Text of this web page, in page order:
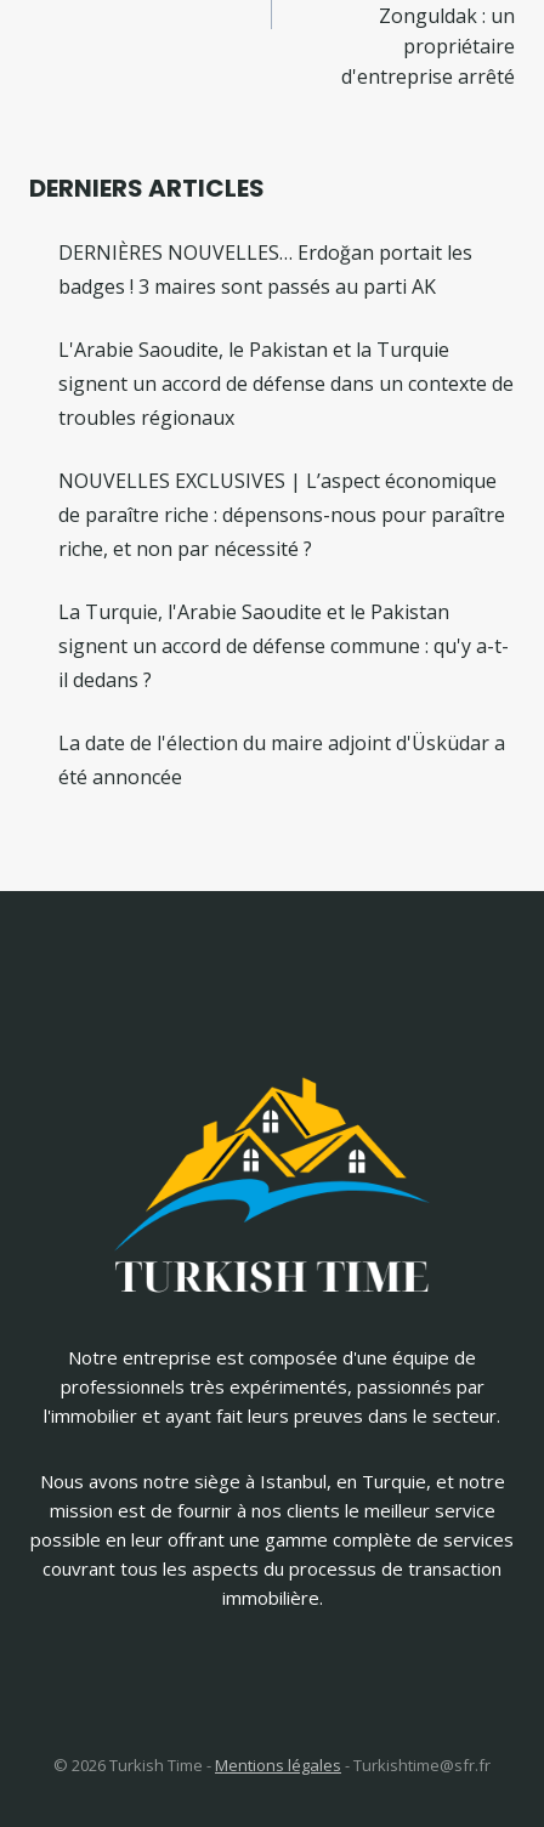
Zonguldak : un
propriétaire
d'entreprise arrêté
DERNIERS ARTICLES
DERNIÈRES NOUVELLES… Erdoğan portait les
badges ! 3 maires sont passés au parti AK
L'Arabie Saoudite, le Pakistan et la Turquie
signent un accord de défense dans un contexte de
troubles régionaux
NOUVELLES EXCLUSIVES | L’aspect économique
de paraître riche : dépensons-nous pour paraître
riche, et non par nécessité ?
La Turquie, l'Arabie Saoudite et le Pakistan
signent un accord de défense commune : qu'y a-t-
il dedans ?
La date de l'élection du maire adjoint d'Üsküdar a
été annoncée
Notre entreprise est composée d'une équipe de
professionnels très expérimentés, passionnés par
l'immobilier et ayant fait leurs preuves dans le secteur.
Nous avons notre siège à Istanbul, en Turquie, et notre
mission est de fournir à nos clients le meilleur service
possible en leur offrant une gamme complète de services
couvrant tous les aspects du processus de transaction
immobilière.
© 2026 Turkish Time - Mentions légales -Turkishtime@sfr.fr